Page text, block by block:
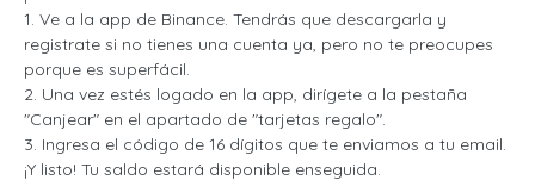
1. Ve a la app de Binance. Tendrás que descargarla y
registrate si no tienes una cuenta ya, pero no te preocupes
porque es superfácil.
2. Una vez estés logado en la app, dirígete a la pestaña
"Canjear" en el apartado de "tarjetas regalo".
3. Ingresa el código de 16 dígitos que te enviamos a tu email.
¡Y listo! Tu saldo estará disponible enseguida.